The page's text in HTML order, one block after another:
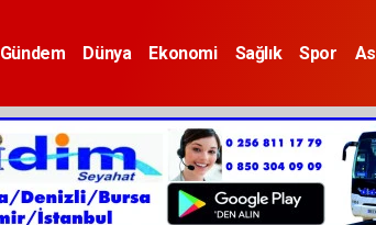
Gündem Dünya Ekonomi Sağlık Spor